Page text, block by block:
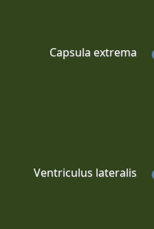
Ventriculus lateralis
Capsula extrema